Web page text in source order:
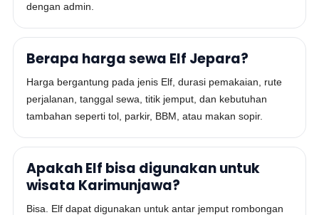
dengan admin.
Berapa harga sewa Elf Jepara?
Harga bergantung pada jenis Elf, durasi pemakaian, rute
perjalanan, tanggal sewa, titik jemput, dan kebutuhan
tambahan seperti tol, parkir, BBM, atau makan sopir.
Apakah Elf bisa digunakan untuk
wisata Karimunjawa?
Bisa. Elf dapat digunakan untuk antar jemput rombongan